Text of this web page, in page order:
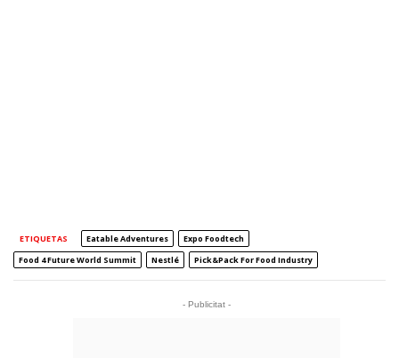
ETIQUETAS Eatable Adventures
Expo Foodtech
Food 4 Future World Summit
Nestlé Pick&Pack For Food Industry
- Publicitat -